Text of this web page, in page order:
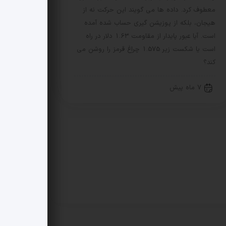
معطوف کرد. داده ها می گویند این حرکت نه از
هیجان، بلکه از پوزیشن گیری حساب شده آمده
است. آیا عبور پایدار از مقاومت 1.63 دلار در راه
است یا شکست زیر 1.575 چراغ قرمز را روشن می
کند؟
7 ماه پیش